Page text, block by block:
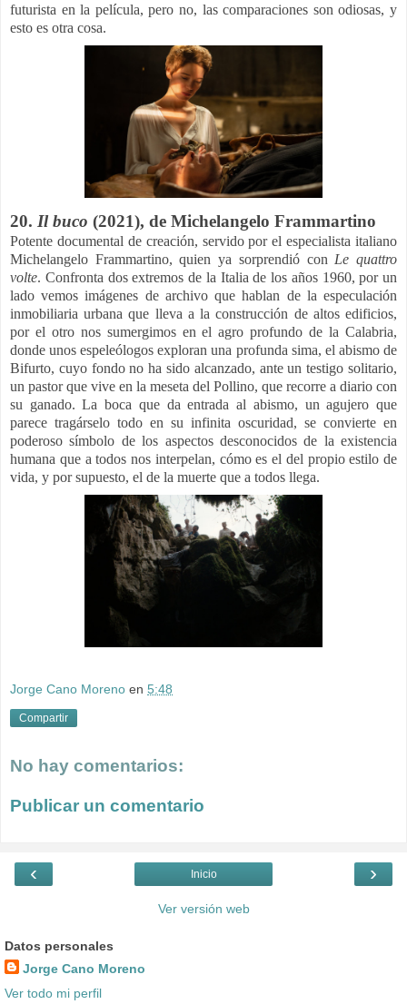
futurista en la película, pero no, las comparaciones son odiosas, y
esto es otra cosa.
20. Il buco (2021), de Michelangelo Frammartino
Potente documental de creación, servido por el especialista italiano
Michelangelo Frammartino, quien ya sorprendió con Le quattro
volte. Confronta dos extremos de la Italia de los años 1960, por un
lado vemos imágenes de archivo que hablan de la especulación
inmobiliaria urbana que lleva a la construcción de altos edificios,
por el otro nos sumergimos en el agro profundo de la Calabria,
donde unos espeleólogos exploran una profunda sima, el abismo de
Bifurto, cuyo fondo no ha sido alcanzado, ante un testigo solitario,
un pastor que vive en la meseta del Pollino, que recorre a diario con
su ganado. La boca que da entrada al abismo, un agujero que
parece tragárselo todo en su infinita oscuridad, se convierte en
poderoso símbolo de los aspectos desconocidos de la existencia
humana que a todos nos interpelan, cómo es el del propio estilo de
vida, y por supuesto, el de la muerte que a todos llega.
Jorge Cano Moreno en 5:48
Compartir
No hay comentarios:
Publicar un comentario
‹ ›
Inicio
Ver versión web
Datos personales
Jorge Cano Moreno
Ver todo mi perfil